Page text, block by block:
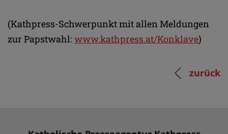
(Kathpress-Schwerpunkt mit allen Meldungen
zur Papstwahl: www.kathpress.at/Konklave)
zurück